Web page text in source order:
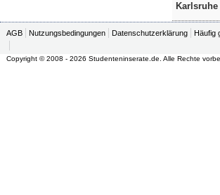
Karlsruhe
AGB Nutzungsbedingungen Datenschutzerklärung Häufig
Copyright © 2008 - 2026 Studenteninserate.de. Alle Rechte